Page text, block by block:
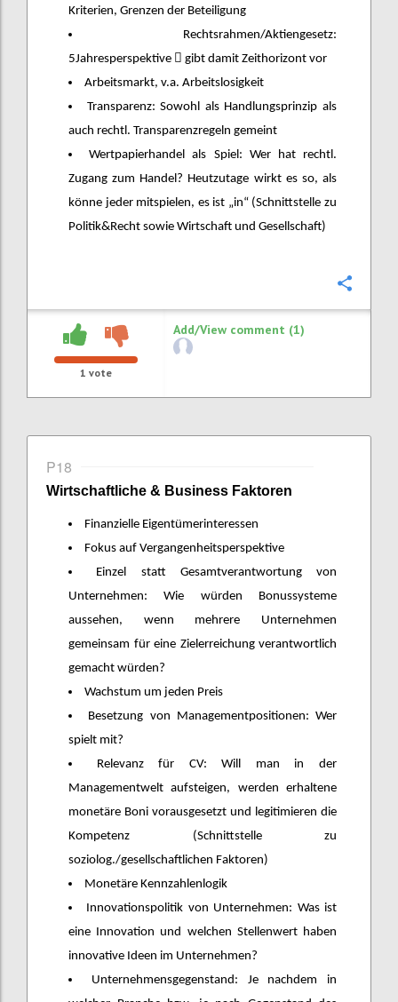
Kriterien, Grenzen der Beteiligung
Rechtsrahmen/Aktiengesetz:
5Jahresperspektive  gibt damit Zeithorizont vor
Arbeitsmarkt, v.a. Arbeitslosigkeit
Transparenz: Sowohl als Handlungsprinzip als
auch rechtl. Transparenzregeln gemeint
Wertpapierhandel als Spiel: Wer hat rechtl.
Zugang zum Handel? Heutzutage wirkt es so, als
könne jeder mitspielen, es ist „in“ (Schnittstelle zu
Politik&Recht sowie Wirtschaft und Gesellschaft)
1 vote
Add/View comment (1)
P18
Wirtschaftliche & Business Faktoren
Finanzielle Eigentümerinteressen
Fokus auf Vergangenheitsperspektive
Einzel statt Gesamtverantwortung von
Unternehmen: Wie würden Bonussysteme
aussehen, wenn mehrere Unternehmen
gemeinsam für eine Zielerreichung verantwortlich
gemacht würden?
Wachstum um jeden Preis
Besetzung von Managementpositionen: Wer
spielt mit?
Relevanz für CV: Will man in der
Managementwelt aufsteigen, werden erhaltene
monetäre Boni vorausgesetzt und legitimieren die
Kompetenz (Schnittstelle zu
soziolog./gesellschaftlichen Faktoren)
Monetäre Kennzahlenlogik
Innovationspolitik von Unternehmen: Was ist
eine Innovation und welchen Stellenwert haben
innovative Ideen im Unternehmen?
Unternehmensgegenstand: Je nachdem in